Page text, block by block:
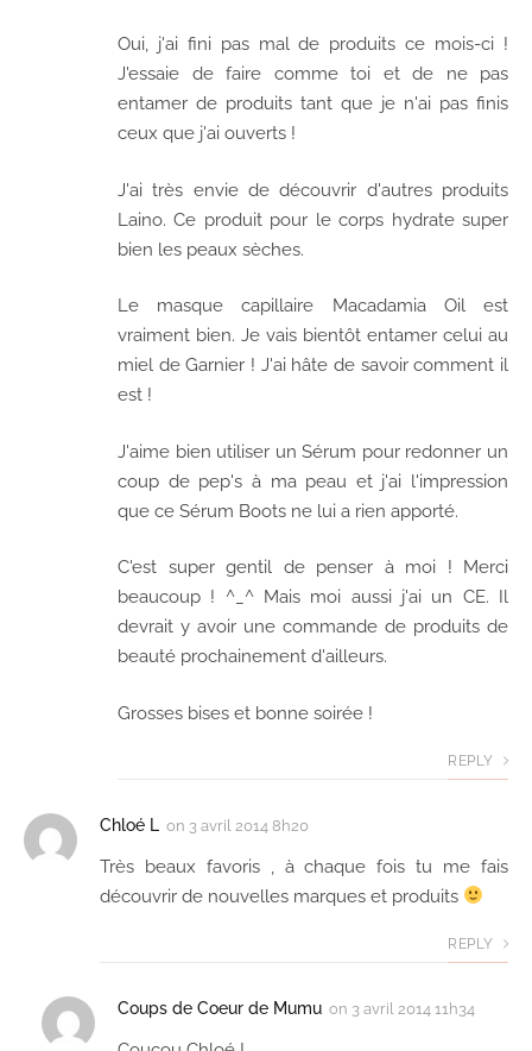
Oui, j'ai fini pas mal de produits ce mois-ci !
J'essaie de faire comme toi et de ne pas
entamer de produits tant que je n'ai pas finis
ceux que j'ai ouverts !
J'ai très envie de découvrir d'autres produits
Laino. Ce produit pour le corps hydrate super
bien les peaux sèches.
Le masque capillaire Macadamia Oil est
vraiment bien. Je vais bientôt entamer celui au
miel de Garnier ! J'ai hâte de savoir comment il
est !
J'aime bien utiliser un Sérum pour redonner un
coup de pep's à ma peau et j'ai l'impression
que ce Sérum Boots ne lui a rien apporté.
C'est super gentil de penser à moi ! Merci
beaucoup ! ^_^ Mais moi aussi j'ai un CE. Il
devrait y avoir une commande de produits de
beauté prochainement d'ailleurs.
Grosses bises et bonne soirée !
REPLY
Chloé L on 3 avril 2014 8h20
Très beaux favoris , à chaque fois tu me fais
découvrir de nouvelles marques et produits
REPLY
Coups de Coeur de Mumu on 3 avril 2014 11h34